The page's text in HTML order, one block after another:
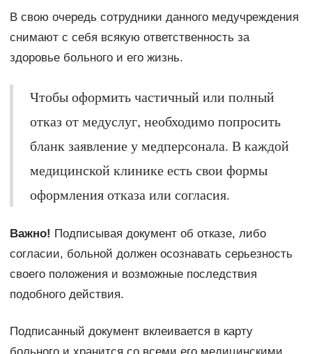
В свою очередь сотрудники данного медучреждения
снимают с себя всякую ответственность за
здоровье больного и его жизнь.
Чтобы оформить частичный или полный
отказ от медуслуг, необходимо попросить
бланк заявление у медперсонала. В каждой
медицинской клинике есть свои формы
оформления отказа или согласия.
Важно! Подписывая документ об отказе, либо
согласии, больной должен осознавать серьезность
своего положения и возможные последствия
подобного действия.
Подписанный документ вклеивается в карту